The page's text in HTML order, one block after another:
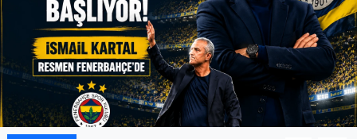
YEREL YÖNETİMLER